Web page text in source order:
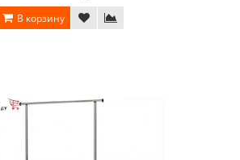
В корзину